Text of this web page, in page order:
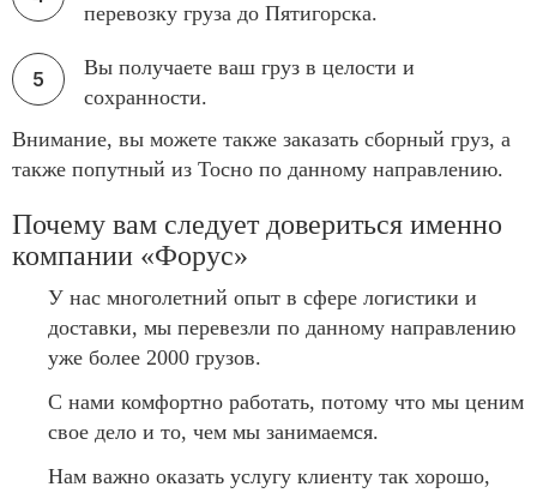
перевозку груза до Пятигорска.
Вы получаете ваш груз в целости и
сохранности.
Внимание, вы можете также заказать сборный груз, а
также попутный из Тосно по данному направлению.
Почему вам следует довериться именно
компании «Форус»
У нас многолетний опыт в сфере логистики и
доставки, мы перевезли по данному направлению
уже более 2000 грузов.
С нами комфортно работать, потому что мы ценим
свое дело и то, чем мы занимаемся.
Нам важно оказать услугу клиенту так хорошо,